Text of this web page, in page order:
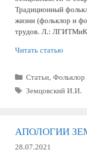
Традиционный
жизни (фольклор и
трудов. Л.:
Читать статью
Рубрики
Статьи, Фольклор
Метки
Земцовский И.И.
АПОЛОГИИ
28.07.2021